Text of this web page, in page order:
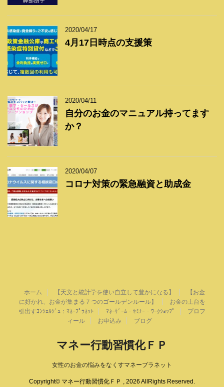
2020/04/17
4月17日時点の支援策
2020/04/11
自分のお金のマニュアル持ってます
か？
2020/04/07
コロナ対策の緊急融資と助成金
ホーム 【天文と統計学を使い自立して豊かになる】
【お金
に好かれ、お金が集まる７つのゴールデンルール】
お金の土台を
引出すｺﾝｼｪﾙｼﾞｭ：ﾏﾈｰﾌﾟﾗﾈｯﾄ
ﾏﾈｰｹﾞｰﾑ・ｾﾐﾅｰ・ﾜｰｸｼｮｯﾌﾟ
プロフ
ィール
お申込み ブログ
マネー行動習慣化ＦＰ
女性のお金の悩みをなくすマネープラネット
Copyright© マネー行動習慣化ＦＰ , 2026 AllRights Reserved.